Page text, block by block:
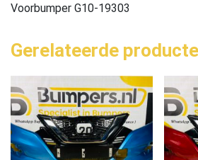
Voorbumper G10-19303
Gerelateerde